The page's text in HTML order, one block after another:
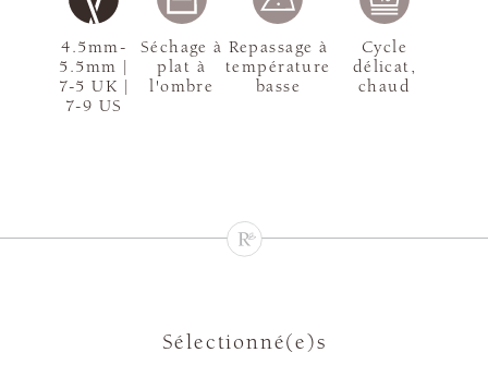
4.5mm-
5.5mm |
7-5 UK |
7-9 US
Séchage à
plat à
l'ombre
Repassage à
température
basse
Cycle
délicat,
chaud
Sélectionné(e)s